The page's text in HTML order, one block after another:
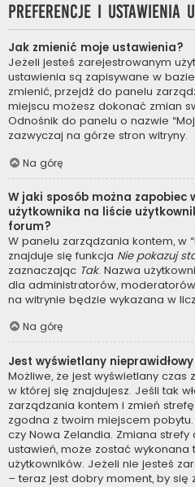
Preferencje i ustawienia
Jak zmienić moje ustawienia?
Jeżeli jesteś zarejestrowanym
ustawienia są zapisywane w
zmienić, przejdź do panelu
miejscu możesz dokonać zmian
Odnośnik do panelu o nazwie
zazwyczaj na górze stron witryny.
Na górę
W jaki sposób można zapobiec
użytkownika na liście
forum?
W panelu zarządzania kontem, w
znajduje się funkcja Nie pokazuj
zaznaczając Tak. Nazwa
dla administratorów,
na witrynie będzie wykazana w
Na górę
Jest wyświetlany
Możliwe, że jest wyświetlany czas
w której się znajdujesz. Jeśli tak
zarządzania kontem i zmień
zgodna z twoim miejscem pobytu.
czy Nowa Zelandia. Zmiana
ustawień, może zostać
użytkowników. Jeżeli nie jesteś
– teraz jest dobry moment, by się